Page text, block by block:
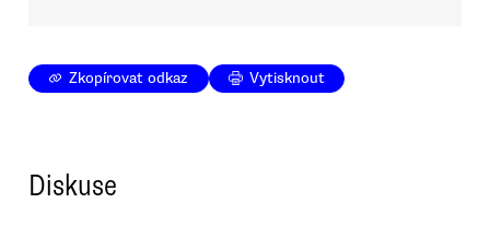
Zkopírovat odkaz Vytisknout
Diskuse